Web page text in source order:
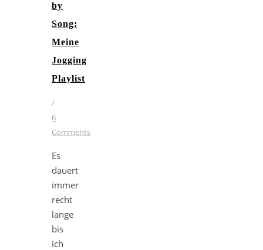
by
Song:
Meine
Jogging
Playlist
/
6
Comments
Es
dauert
immer
recht
lange
bis
ich